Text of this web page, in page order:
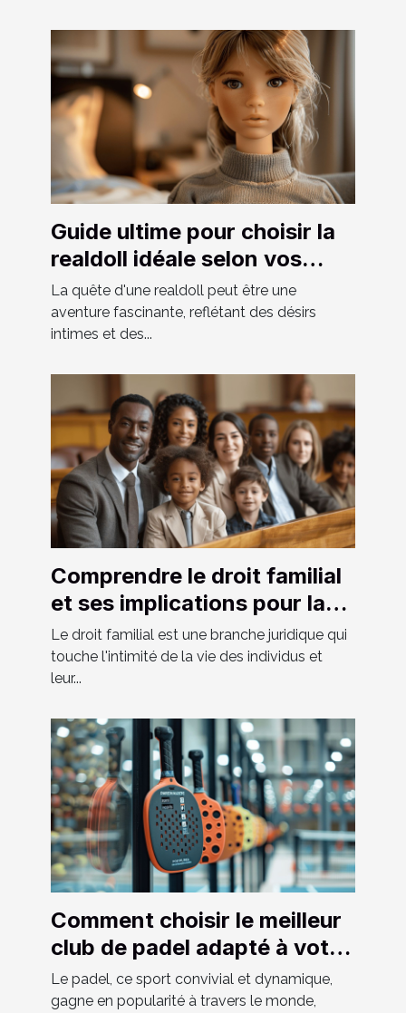
Guide ultime pour choisir la
realdoll idéale selon vos
préférences
La quête d'une realdoll peut être une
aventure fascinante, reflétant des désirs
intimes et des...
Comprendre le droit familial
et ses implications pour la
société moderne
Le droit familial est une branche juridique qui
touche l'intimité de la vie des individus et
leur...
Comment choisir le meilleur
club de padel adapté à votre
niveau
Le padel, ce sport convivial et dynamique,
gagne en popularité à travers le monde,